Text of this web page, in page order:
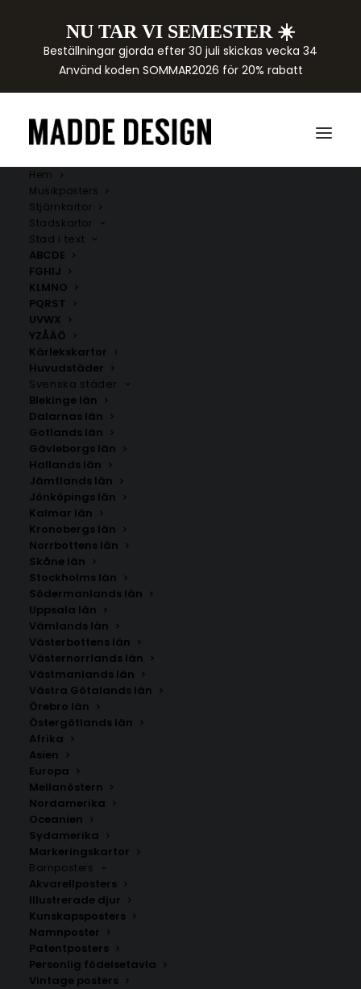
NU TAR VI SEMESTER ☀️
Beställningar gjorda efter 30 juli skickas vecka 34
Använd koden SOMMAR2026 för 20% rabatt
Hem
Musikposters
Stjärnkartor
Stadskartor
Stad i text
ABCDE
FGHIJ
KLMNO
PQRST
UVWX
YZÅÄÖ
Kärlekskartor
Huvudstäder
Svenska städer
Blekinge län
Dalarnas län
Gotlands län
Gävleborgs län
Hallands län
Jämtlands län
Jönköpings län
Kalmar län
Kronobergs län
Norrbottens län
Skåne län
Stockholms län
Södermanlands län
Uppsala län
Vämlands län
Västerbottens län
Västernorrlands län
Västmanlands län
Västra Götalands län
Örebro län
Östergötlands län
Afrika
Asien
Europa
Mellanöstern
Nordamerika
Oceanien
Sydamerika
Markeringskartor
Barnposters
Akvarellposters
Illustrerade djur
Kunskapsposters
Namnposter
Patentposters
Personlig födelsetavla
Vintage posters
Amaryllis Poster
Storlek
229.00kr
Denna underbara vintage Amaryllis poster ingår i vår
botaniska kollektion
blommor, växter och frukter från olika delar av
världen. Med en rik variation av färger från mjuka
pastelltoner till levande nyanser, finns det något för
alla att upptäcka i denna samling.
Botaniska posters